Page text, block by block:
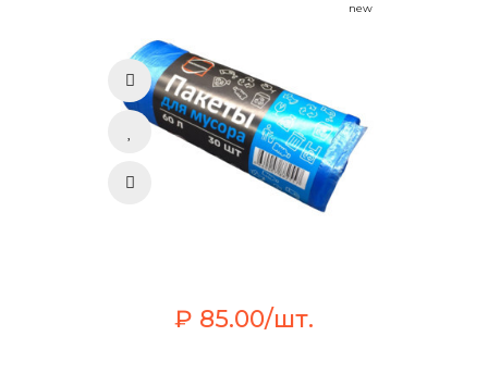
new
₽ 85.00/шт.